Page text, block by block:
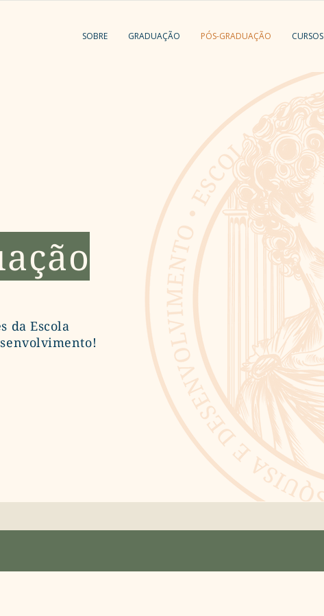
SOBRE GRADUAÇÃO PÓS-GRADUAÇÃO CURSOS
da Escola